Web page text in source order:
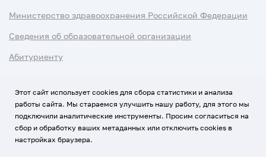
Министерство здравоохранения Российской Федерации
Сведения об образовательной организации
Абитуриенту
Использование Cookies
Политика обработки персональных данных
Этот сайт использует cookies для сбора статистики и анализа
работы сайта. Мы стараемся улучшить нашу работу, для этого мы
подключили аналитические инструменты. Просим согласиться на
сбор и обработку ваших метаданных или отключить cookies в
настройках браузера.